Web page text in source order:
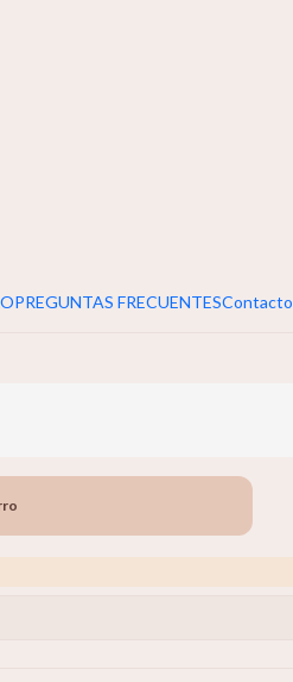
PREGUNTAS FRECUENTESContacto
al ancho y alto de tu muro